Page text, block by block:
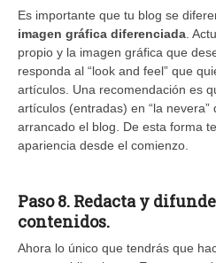
Es importante que tu blog se
imagen gráfica diferenciada .
propio y la imagen gráfica que
responda al “look and feel” que
artículos. Una recomendación es
artículos (entradas) en “la
arrancado el blog. De esta forma
apariencia desde el comienzo.
Paso 8. Redacta y
contenidos.
Ahora lo único que tendrás que